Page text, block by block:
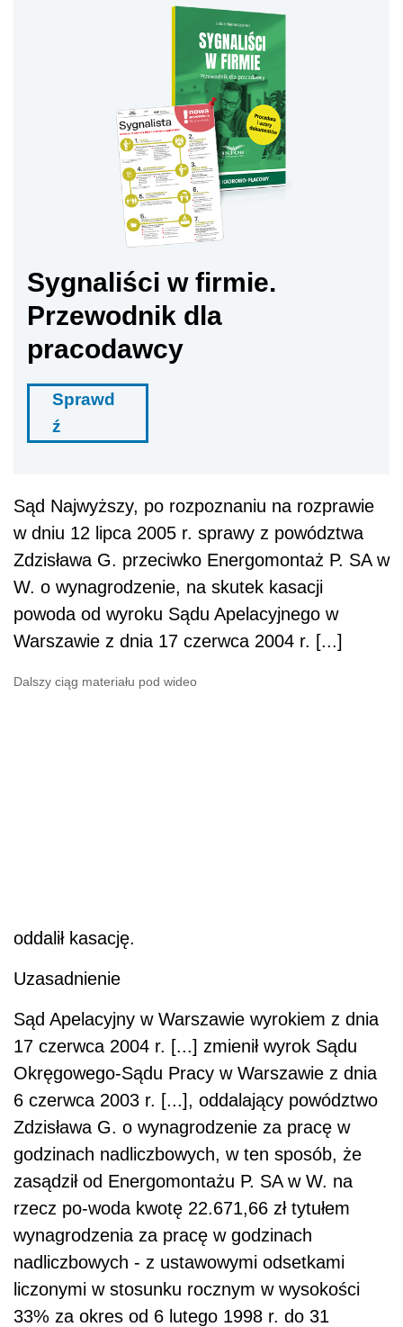
Sygnaliści w firmie.
Przewodnik dla
pracodawcy
Sprawd
ź
Sąd Najwyższy, po rozpoznaniu na rozprawie
w dniu 12 lipca 2005 r. sprawy z powództwa
Zdzisława G. przeciwko Energomontaż P. SA w
W. o wynagrodzenie, na skutek kasacji
powoda od wyroku Sądu Apelacyjnego w
Warszawie z dnia 17 czerwca 2004 r. [...]
Dalszy ciąg materiału pod wideo
oddalił kasację.
Uzasadnienie
Sąd Apelacyjny w Warszawie wyrokiem z dnia
17 czerwca 2004 r. [...] zmienił wyrok Sądu
Okręgowego-Sądu Pracy w Warszawie z dnia
6 czerwca 2003 r. [...], oddalający powództwo
Zdzisława G. o wynagrodzenie za pracę w
godzinach nadliczbowych, w ten sposób, że
zasądził od Energomontażu P. SA w W. na
rzecz po-woda kwotę 22.671,66 zł tytułem
wynagrodzenia za pracę w godzinach
nadliczbowych - z ustawowymi odsetkami
liczonymi w stosunku rocznym w wysokości
33% za okres od 6 lutego 1998 r. do 31